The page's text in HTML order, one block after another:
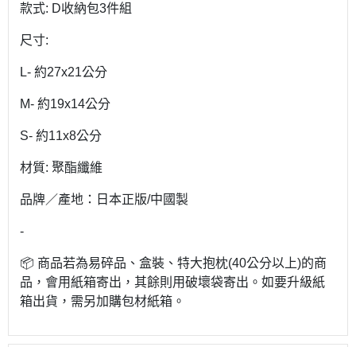
款式: D收納包3件組
尺寸:
L- 約27x21公分
M- 約19x14公分
S- 約11x8公分
材質: 聚酯纖維
品牌／產地：日本正版/中國製
-
📦 商品若為易碎品、盒裝、特大抱枕(40公分以上)的商
品，會用紙箱寄出，其餘則用破壞袋寄出。如要升級紙
箱出貨，需另加購包材紙箱。